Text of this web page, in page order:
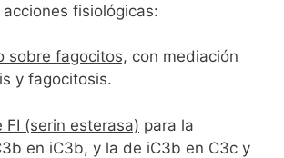
fisiológicas:
sobre fagocitos, con mediación
y fagocitosis.
FI (serin esterasa) para la
en iC3b, y la de iC3b en C3c y